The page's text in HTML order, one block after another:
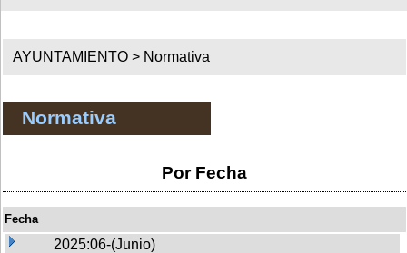
AYUNTAMIENTO > Normativa
Normativa
Por Fecha
Fecha
2025:06-(Junio)